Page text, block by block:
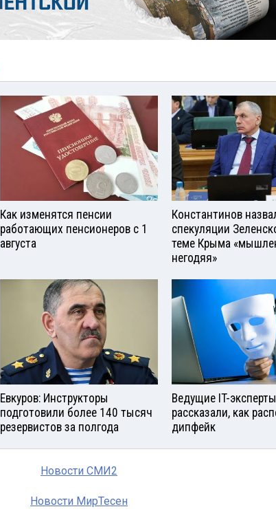
Как изменятся пенсии
работающих пенсионеров с 1
августа
Константинов
спекуляции
теме Крыма
негодяя»
Евкуров: Инструкторы
подготовили более 140 тысяч
резервистов за полгода
Ведущие IT-эксперты
рассказали, как
дипфейк
Новости СМИ2
Новости МирТесен